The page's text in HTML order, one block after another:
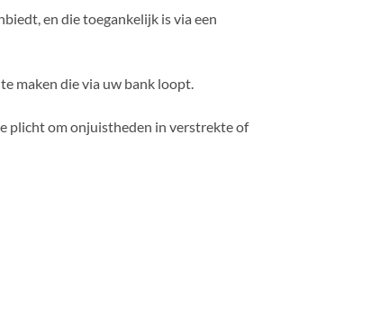
en die toegankelijk is via een
maken die via uw bank loopt.
plicht om onjuistheden in verstrekte of